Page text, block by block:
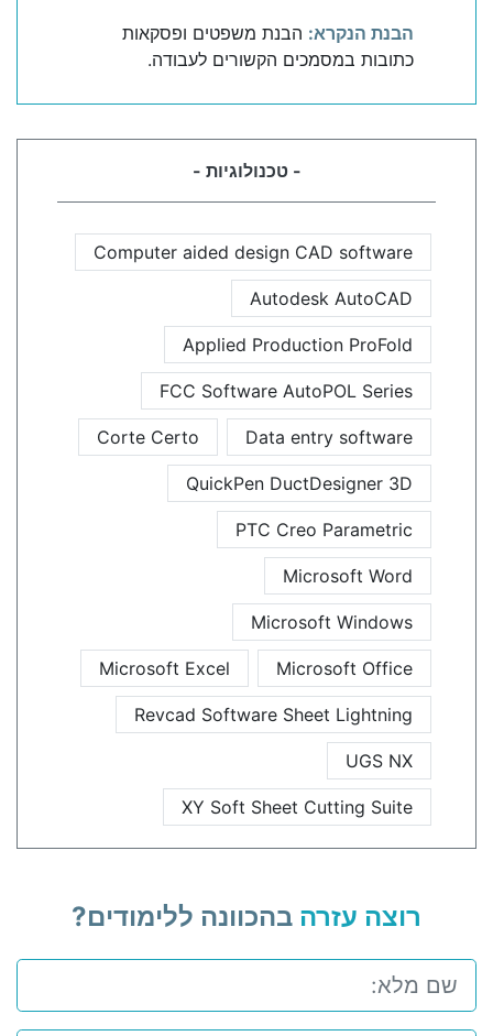
הבנת הנקרא: הבנת משפטים ופסקאות
כתובות במסמכים הקשורים לעבודה.
- טכנולוגיות -
Computer aided design CAD software
Autodesk AutoCAD
Applied Production ProFold
FCC Software AutoPOL Series
Data entry software
Corte Certo
QuickPen DuctDesigner 3D
PTC Creo Parametric
Microsoft Word
Microsoft Windows
Microsoft Office
Microsoft Excel
Revcad Software Sheet Lightning
UGS NX
XY Soft Sheet Cutting Suite
רוצה עזרה בהכוונה ללימודים?